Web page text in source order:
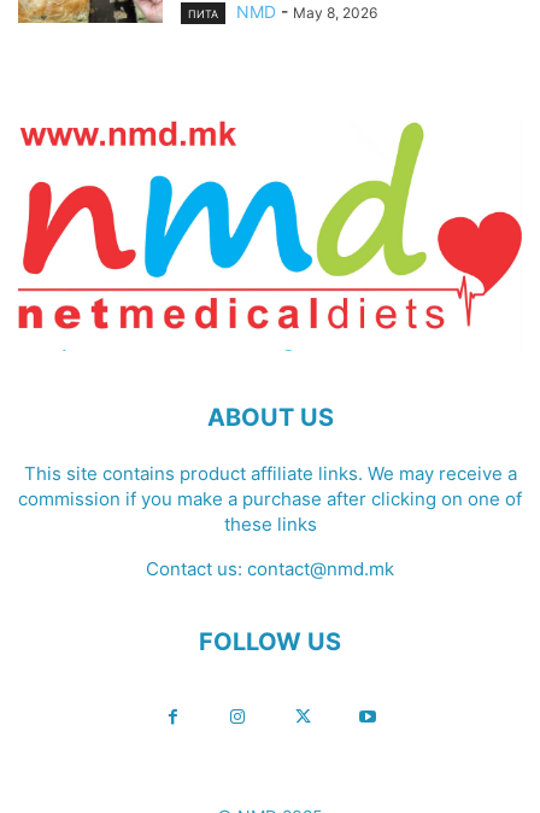
ПИТА NMD - May 8, 2026
ABOUT US
This site contains product affiliate links. We may receive a
commission if you make a purchase after clicking on one of
these links
Contact us: contact@nmd.mk
FOLLOW US